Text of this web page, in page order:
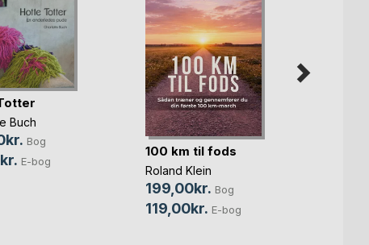
Buch
Bog
E-bog
100 km til fods
Roland Klein
199,00kr. Bog
119,00kr. E-bog